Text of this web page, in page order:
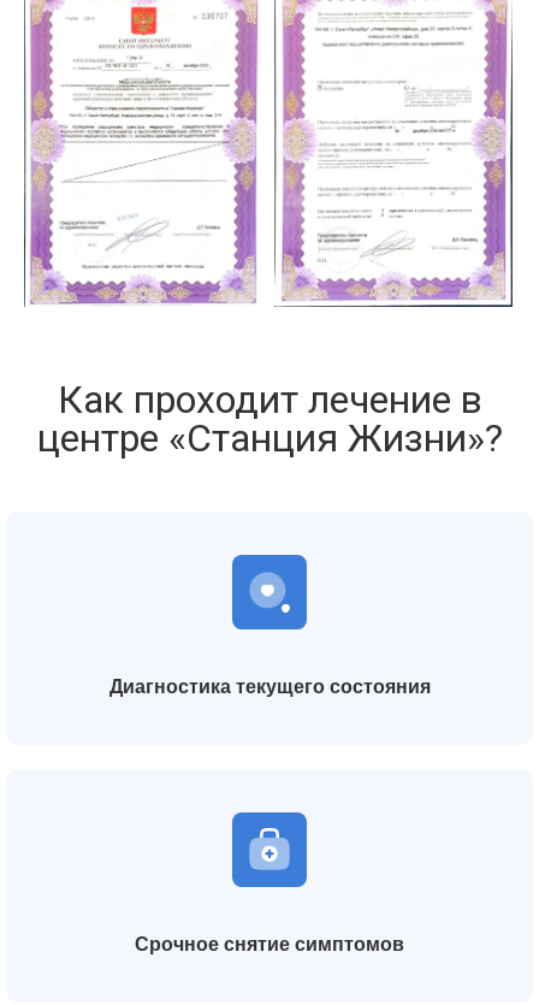
Как проходит лечение в
центре «Станция Жизни»?
Диагностика текущего состояния
Срочное снятие симптомов